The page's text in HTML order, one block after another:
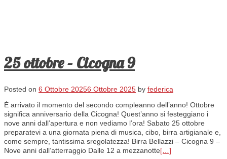
25 ottobre – Cicogna 9
Posted on 6 Ottobre 20256 Ottobre 2025 by federica
È arrivato il momento del secondo compleanno dell’anno! Ottobre
significa anniversario della Cicogna! Quest’anno si festeggiano i
nove anni dall’apertura e non vediamo l’ora! Sabato 25 ottobre
preparatevi a una giornata piena di musica, cibo, birra artigianale e,
come sempre, tantissima sregolatezza! Birra Bellazzi – Cicogna 9 –
Nove anni dall’atterraggio Dalle 12 a mezzanotte[…]